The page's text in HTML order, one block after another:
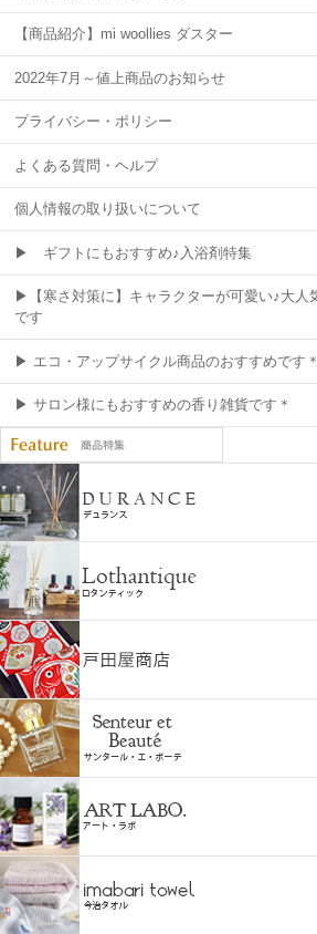
【商品紹介】mi woollies ダスター
2022年7月～値上商品のお知らせ
プライバシー・ポリシー
よくある質問・ヘルプ
個人情報の取り扱いについて
▶ ギフトにもおすすめ♪入浴剤特集
▶【寒さ対策に】キャラクターが可愛い♪大人
です
▶ エコ・アップサイクル商品のおすすめです＊
▶ サロン様にもおすすめの香り雑貨です＊